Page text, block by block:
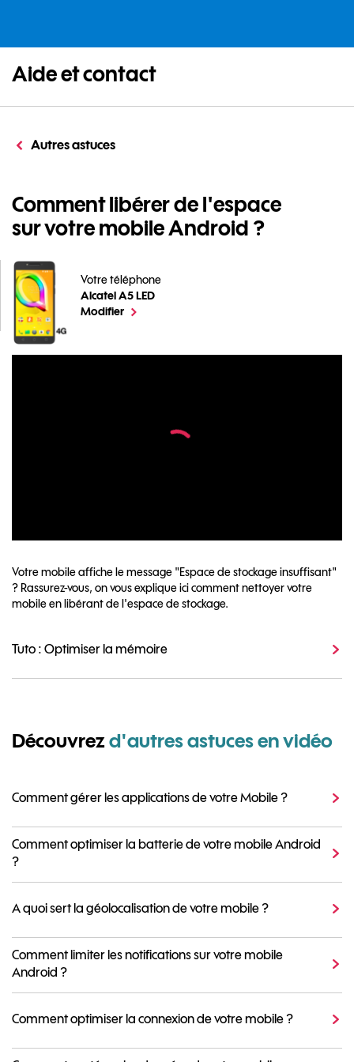
Aide et contact
Autres astuces
Comment libérer de l'espace
sur votre mobile Android ?
Votre téléphone
Alcatel A5 LED
Comment libérer de l'espace sur votre mobile
Modifierle téléphone sélectionné
Votre mobile affiche le message "Espace de stockage insuffisant"
? Rassurez-vous, on vous explique ici comment nettoyer votre
mobile en libérant de l'espace de stockage.
Tuto : Optimiser la mémoire
Découvrezd'autres astuces en vidéo
Comment gérer les applications de votre Mobile ?
Comment optimiser la batterie de votre mobile Android
?
A quoi sert la géolocalisation de votre mobile ?
Comment limiter les notifications sur votre mobile
Android ?
Comment optimiser la connexion de votre mobile ?